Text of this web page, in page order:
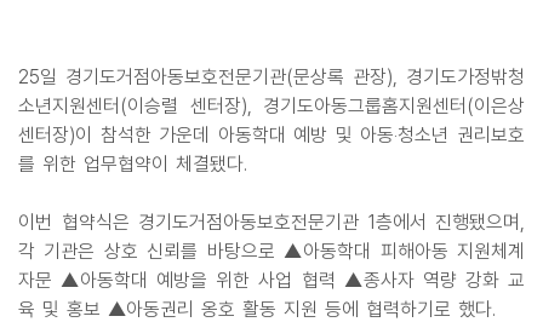
25일 경기도거점아동보호전문기관(문상록 관장), 경기도가정밖청
소년지원센터(이승렬 센터장), 경기도아동그룹홈지원센터(이은상
센터장)이 참석한 가운데 아동학대 예방 및 아동‧청소년 권리보호
를 위한 업무협약이 체결됐다.
이번 협약식은 경기도거점아동보호전문기관 1층에서 진행됐으며,
각 기관은 상호 신뢰를 바탕으로 ▲아동학대 피해아동 지원체계
자문 ▲아동학대 예방을 위한 사업 협력 ▲종사자 역량 강화 교
육 및 홍보 ▲아동권리 옹호 활동 지원 등에 협력하기로 했다.